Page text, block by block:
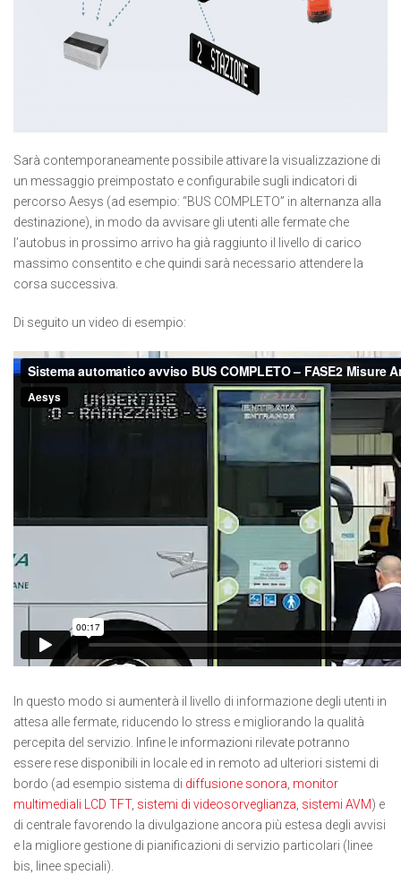
Sarà contemporaneamente possibile attivare la visualizzazione di
un messaggio preimpostato e configurabile sugli indicatori di
percorso Aesys (ad esempio: “BUS COMPLETO” in alternanza alla
destinazione), in modo da avvisare gli utenti alle fermate che
l’autobus in prossimo arrivo ha già raggiunto il livello di carico
massimo consentito e che quindi sarà necessario attendere la
corsa successiva.
Di seguito un video di esempio:
In questo modo si aumenterà il livello di informazione degli utenti in
attesa alle fermate, riducendo lo stress e migliorando la qualità
percepita del servizio. Infine le informazioni rilevate potranno
essere rese disponibili in locale ed in remoto ad ulteriori sistemi di
bordo (ad esempio sistema di diffusione sonora monitor
multimediali LCD TFT, sistemi di videosorveglianza sistemi AVM) e
di centrale favorendo la divulgazione ancora più estesa degli avvisi
e la migliore gestione di pianificazioni di servizio particolari (linee
bis, linee speciali).